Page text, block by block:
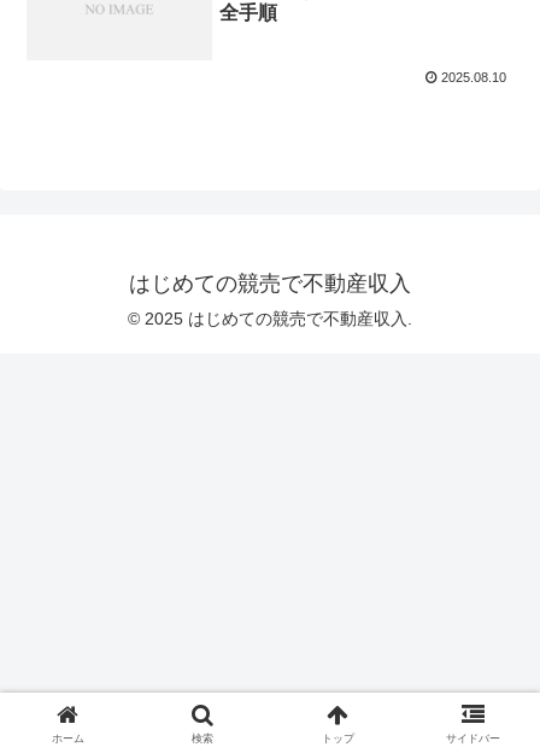
全手順
2025.08.10
はじめての競売で不動産収入
© 2025 はじめての競売で不動産収入.
ホーム 検索 トップ サイドバー